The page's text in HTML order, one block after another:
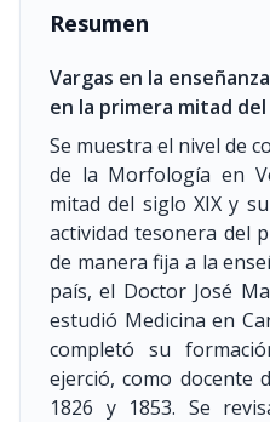
Resumen
Vargas en la
en la primera mitad del
Se muestra el nivel de
de la Morfología en
mitad del siglo XIX y
actividad tesonera del
de manera fija a la
país, el Doctor José
estudió Medicina en
completó su
ejerció, como docente
1826 y 1853. Se